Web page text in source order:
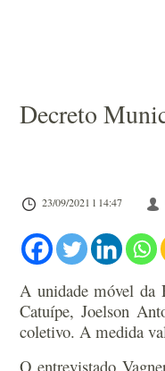
Decreto
23/09/2021 l 14:47
A unidade móvel da
Catuípe, Joelson
coletivo. A medida
O entrevistado